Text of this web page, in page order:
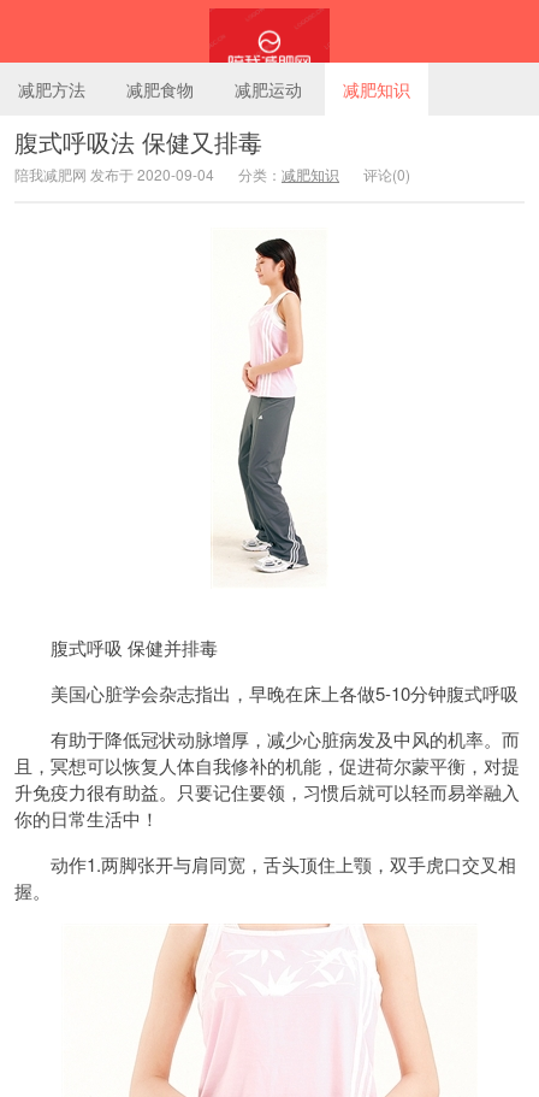
陪我减肥网
减肥方法 减肥食物 减肥运动 减肥知识
腹式呼吸法 保健又排毒
陪我减肥网 发布于 2020-09-04 分类： 减肥知识 评论(0)
腹式呼吸 保健并排毒
美国心脏学会杂志指出，早晚在床上各做5-10分钟腹式呼吸
有助于降低冠状动脉增厚，减少心脏病发及中风的机率。而
且，冥想可以恢复人体自我修补的机能，促进荷尔蒙平衡，对提
升免疫力很有助益。只要记住要领，习惯后就可以轻而易举融入
你的日常生活中！
动作1.两脚张开与肩同宽，舌头顶住上颚，双手虎口交叉相
握。